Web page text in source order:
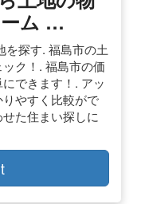
ム …
を探す. 福島市の土
ク！. 福島市の価
できます！. アッ
やすく比較がで
た住まい探しに